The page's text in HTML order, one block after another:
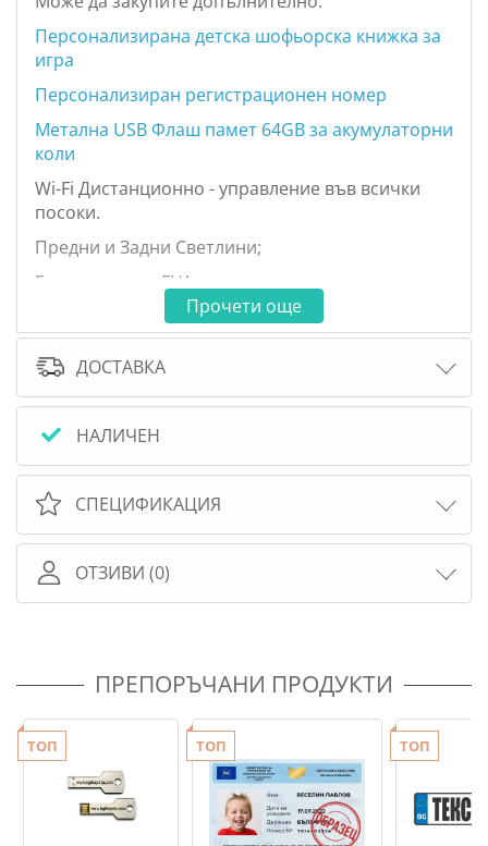
Персонализирана детска шофьорска книжка за
игра
Персонализиран регистрационен номер
Метална USB Флаш памет 64GB за акумулаторни
коли
Wi-Fi Дистанционно - управление във всички
посоки.
Предни и Задни Светлини;
Гуми - меки от EVA пяна;
Кожена седалка
Музикални ефекти,
Скорост - бърза и бавна;
Мотор - 2 бр. x 390;
Максимално тегло до 25 кг.
С лиценз от Daimler AG. Размер на продукта: 115
Прочети още
ДОСТАВКА
НАЛИЧЕН
СПЕЦИФИКАЦИЯ
ОТЗИВИ (0)
ПРЕПОРЪЧАНИ ПРОДУКТИ
ТОП ТОП ТОП